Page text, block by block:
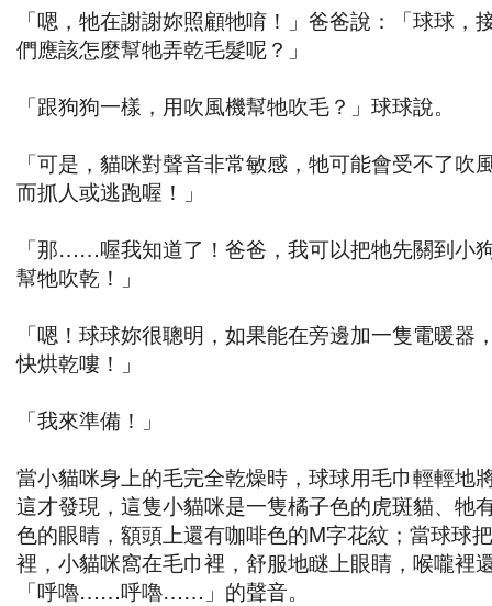
「嗯，牠在謝謝妳照顧牠唷！」爸爸說：「球球，
們應該怎麼幫牠弄乾毛髮呢？」
「跟狗狗一樣，用吹風機幫牠吹毛？」球球說。
「可是，貓咪對聲音非常敏感，牠可能會受不了吹
而抓人或逃跑喔！」
「那……喔我知道了！爸爸，我可以把牠先關到小
幫牠吹乾！」
「嗯！球球妳很聰明，如果能在旁邊加一隻電暖器
快烘乾嘍！」
「我來準備！」
當小貓咪身上的毛完全乾燥時，球球用毛巾輕輕地
這才發現，這隻小貓咪是一隻橘子色的虎斑貓、牠
色的眼睛，額頭上還有咖啡色的M字花紋；當球球
裡，小貓咪窩在毛巾裡，舒服地瞇上眼睛，喉嚨裡
「呼嚕……呼嚕……」的聲音。